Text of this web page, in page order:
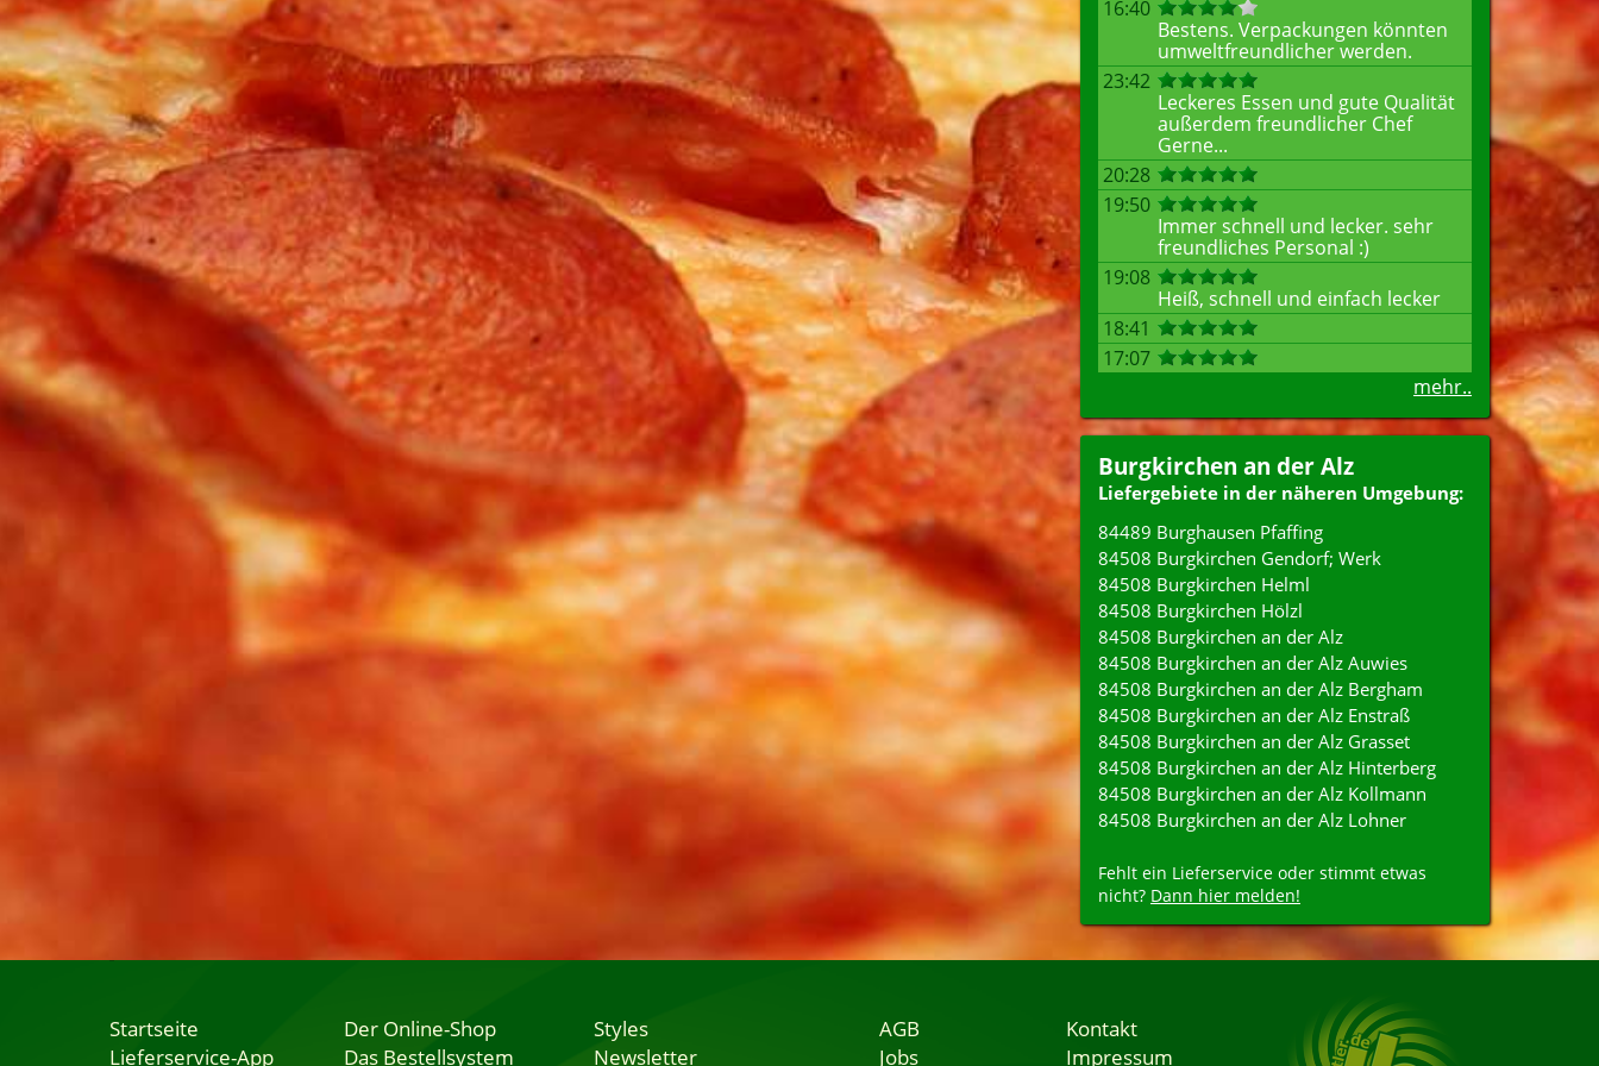
16:40
Bestens. Verpackungen könnten
umweltfreundlicher werden.
23:42
Leckeres Essen und gute Qualität
außerdem freundlicher Chef
Gerne...
20:28
19:50
Immer schnell und lecker. sehr
freundliches Personal :)
19:08
Heiß, schnell und einfach lecker
18:41
17:07
mehr..
Burgkirchen an der Alz
Liefergebiete in der näheren Umgebung:
84489 Burghausen Pfaffing
84508 Burgkirchen Gendorf; Werk
84508 Burgkirchen Helml
84508 Burgkirchen Hölzl
84508 Burgkirchen an der Alz
84508 Burgkirchen an der Alz Auwies
84508 Burgkirchen an der Alz Bergham
84508 Burgkirchen an der Alz Enstraß
84508 Burgkirchen an der Alz Grasset
84508 Burgkirchen an der Alz Hinterberg
84508 Burgkirchen an der Alz Kollmann
84508 Burgkirchen an der Alz Lohner
Fehlt ein Lieferservice oder stimmt etwas
nicht? Dann hier melden!
Startseite
Lieferservice-App
Der Online-Shop
Das Bestellsystem
Styles
Newsletter
AGB
Jobs
Kontakt
Impressum